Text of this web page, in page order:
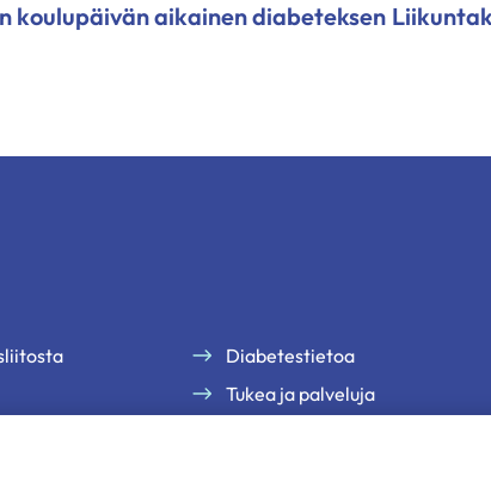
koulupäivän aikainen diabeteksen
Diabetestietoa
Tukea ja palveluja